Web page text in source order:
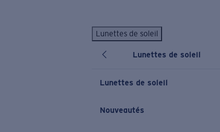
Lunettes de soleil
Lunettes de soleil
Lunettes de soleil
Nouveautés
LES PLUS RECHERCHÉS
Lunettes de soleil personnalisées Nouveau